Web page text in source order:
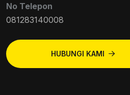
No Telepon
081283140008
HUBUNGI KAMI